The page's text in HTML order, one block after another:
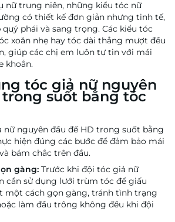
nữ trung niên, những kiểu tóc nữ
có thiết kế đơn giản nhưng tinh tế,
phái và sang trọng. Các kiểu tóc
xoăn nhẹ hay tóc dài thẳng mượt đều
giúp các chị em luôn tự tin với mái
khoắn.
tóc giả nữ nguyên
trong suốt bằng tóc
nữ nguyên đầu đế HD trong suốt bằng
hiện đúng các bước để đảm bảo mái
bám chắc trên đầu.
gàng: Trước khi đội tóc giả nữ
cần sử dụng lưới trùm tóc để giấu
một cách gọn gàng, tránh tình trạng
làm đầu trông không đều khi đội